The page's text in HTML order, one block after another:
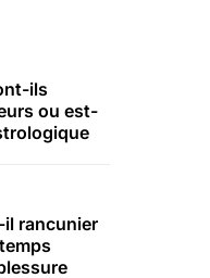
ils
ou est-
il rancunier